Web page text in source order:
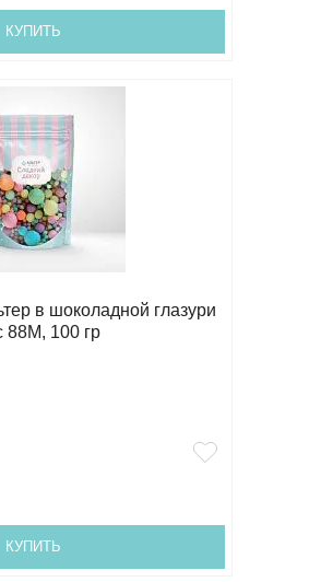
КУПИТЬ
в шоколадной глазури
88М, 100 гр
КУПИТЬ